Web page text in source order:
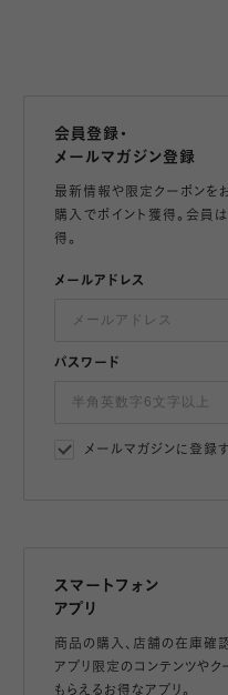
会員登録・
メールマガジン登録
最新情報や限定クーポンをお
購入でポイント獲得。会員
得。
メールアドレス
パスワード
メールマガジンに登録
スマートフォン
アプリ
商品の購入、店舗の在庫確認
アプリ限定のコンテンツやク
もらえるお得なアプリ。